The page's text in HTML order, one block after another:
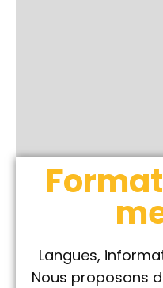
Langues,
Nous proposons